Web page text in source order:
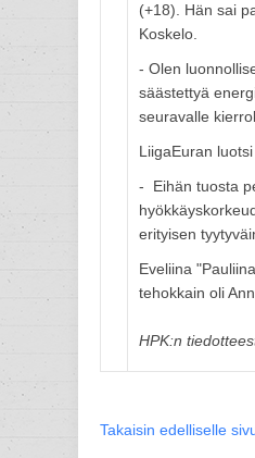
(+18). Hän sai
Koskelo.
- Olen
säästettyä
seuravalle
LiigaEuran
- Eihän tuosta
erityisen
Eveliina
tehokkain oli
HPK:n
Takaisin edelliselle